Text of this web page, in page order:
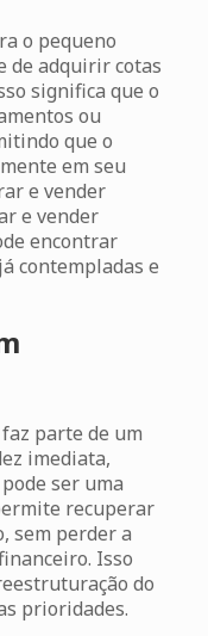
o pequeno
de adquirir cotas
significa que o
ou
que o
em seu
e vender
e vender
encontrar
contempladas e
parte de um
imediata,
ser uma
recuperar
sem perder a
Isso
do
prioridades.